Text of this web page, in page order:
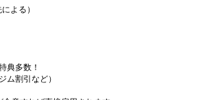
よる）
典多数！
ム割引など）